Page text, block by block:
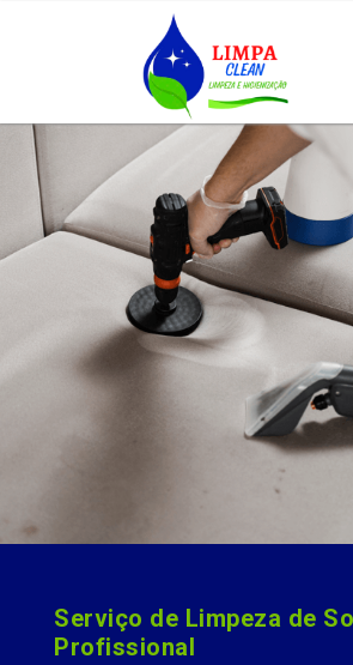
Serviço de Limpeza de
Profissional